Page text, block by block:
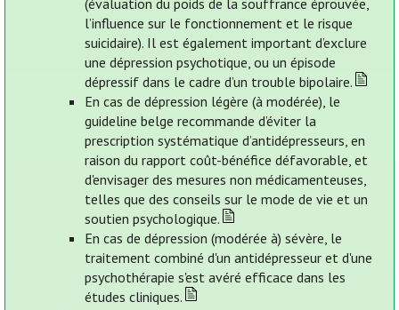
(évaluation du poids de la souffrance éprouvée,
l’influence sur le fonctionnement et le risque
suicidaire). Il est également important d’exclure
une dépression psychotique, ou un épisode
dépressif dans le cadre d’un trouble bipolaire.
En cas de dépression légère (à modérée), le
guideline belge recommande d’éviter la
prescription systématique d’antidépresseurs, en
raison du rapport coût-bénéfice défavorable, et
d'envisager des mesures non médicamenteuses,
telles que des conseils sur le mode de vie et un
soutien psychologique.
En cas de dépression (modérée à) sévère, le
traitement combiné d'un antidépresseur et d'une
psychothérapie s'est avéré efficace dans les
études cliniques.